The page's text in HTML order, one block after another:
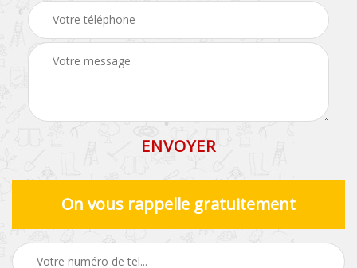
On vous rappelle gratuitement